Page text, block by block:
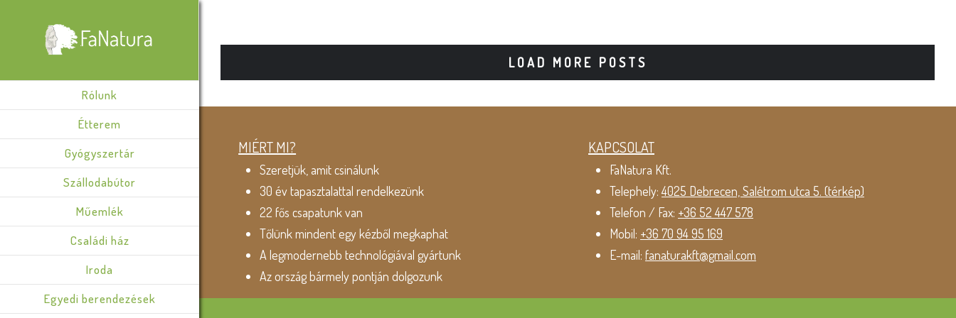
Rólunk
Étterem
Gyógyszertár
Szállodabútor
Műemlék
Családi ház
Iroda
Egyedi berendezések
LOAD MORE POSTS
MIÉRT MI?
Szeretjük, amit csinálunk
30 év tapasztalattal rendelkezünk
22 fős csapatunk van
Tőlünk mindent egy kézből megkaphat
A legmodernebb technológiával gyártunk
Az ország bármely pontján dolgozunk
KAPCSOLAT
FaNatura Kft.
Telephely:4025 Debrecen, Salétrom utca 5. (térkép)
Telefon / Fax: +36 52 447 578
Mobil: +36 70 94 95 169
E-mail: fanaturakft@gmail.com